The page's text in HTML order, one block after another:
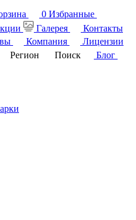
0 Избранные
Галерея
Контакты
Компания
Лицензии
Регион Поиск
Блог